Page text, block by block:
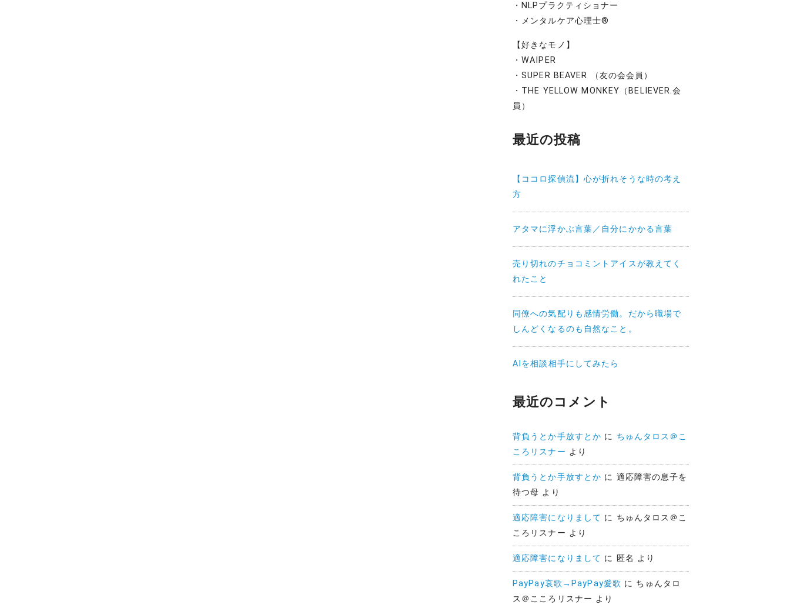
・NLPプラクティショナー
・メンタルケア心理士®
【好きなモノ】
・WAIPER
・SUPER BEAVER （友の会会員）
・THE YELLOW MONKEY（BELIEVER.会
員）
最近の投稿
【ココロ探偵流】心が折れそうな時の考え
方
アタマに浮かぶ言葉／自分にかかる言葉
売り切れのチョコミントアイスが教えてく
れたこと
同僚への気配りも感情労働。だから職場で
しんどくなるのも自然なこと。
AIを相談相手にしてみたら
最近のコメント
背負うとか手放すとか に ちゅんタロス＠こ
ころリスナー より
背負うとか手放すとか に 適応障害の息子を
待つ母 より
適応障害になりまして に ちゅんタロス＠こ
ころリスナー より
適応障害になりまして に 匿名 より
PayPay哀歌→PayPay愛歌 に ちゅんタロ
ス＠こころリスナー より